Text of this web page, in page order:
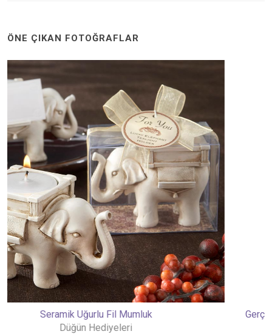
ÖNE ÇIKAN FOTOĞRAFLAR
Gerçek Çiçek Yapraklarıyla Hazırlanmış Vanilyalı Pasta
Düğün Pastaları